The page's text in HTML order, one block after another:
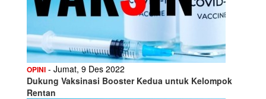
OPINI - Jumat, 9 Des 2022
Dukung Vaksinasi Booster Kedua untuk Kelompok
Rentan